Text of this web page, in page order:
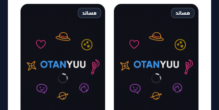
مساند مساند